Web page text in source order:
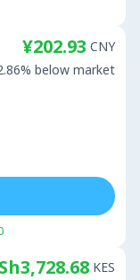
¥202.93 CNY
below market
KES